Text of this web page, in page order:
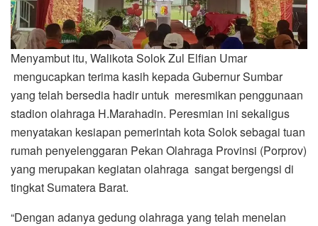
Menyambut itu, Walikota Solok Zul Elfian Umar
mengucapkan terima kasih kepada Gubernur Sumbar
yang telah bersedia hadir untuk meresmikan penggunaan
stadion olahraga H.Marahadin. Peresmian ini sekaligus
menyatakan kesiapan pemerintah kota Solok sebagai tuan
rumah penyelenggaran Pekan Olahraga Provinsi (Porprov)
yang merupakan kegiatan olahraga sangat bergengsi di
tingkat Sumatera Barat.
“Dengan adanya gedung olahraga yang telah menelan